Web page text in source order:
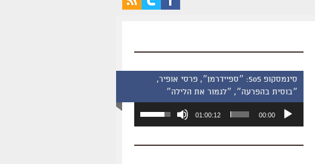
סינמסקופ 505: ״ספיידרמן״, פרסי אופיר,
״בוסית בהפרעה״, ״לגמור את הלילה״
אודיו
00:00
01:00:12
השתמש
כדי